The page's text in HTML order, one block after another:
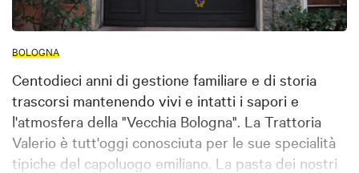
BOLOGNA
Centodieci anni di gestione familiare e di storia
trascorsi mantenendo vivi e intatti i sapori e
l'atmosfera della "Vecchia Bologna". La Trattoria
Valerio è tutt'oggi conosciuta per le sue specialità
tipiche del capoluogo emiliano. La pasta dei nostri